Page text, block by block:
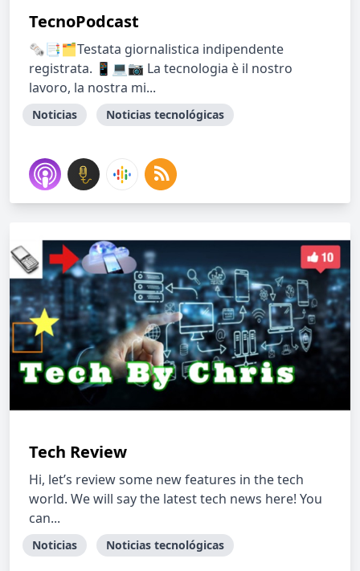
TecnoPodcast
🗞📑🗂Testata giornalistica indipendente
registrata. 📱💻📷 La tecnologia è il nostro
lavoro, la nostra mi...
Noticias Noticias tecnológicas
Tech Review
Hi, let’s review some new features in the tech
world. We will say the latest tech news here! You
can...
Noticias Noticias tecnológicas